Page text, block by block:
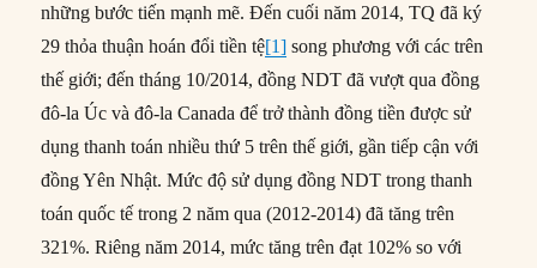
những bước tiến mạnh mẽ. Đến cuối năm 2014, TQ đã ký
29 thỏa thuận hoán đổi tiền tệ[1] song phương với các trên
thế giới; đến tháng 10/2014, đồng NDT đã vượt qua đồng
đô-la Úc và đô-la Canada để trở thành đồng tiền được sử
dụng thanh toán nhiều thứ 5 trên thế giới, gần tiếp cận với
đồng Yên Nhật. Mức độ sử dụng đồng NDT trong thanh
toán quốc tế trong 2 năm qua (2012-2014) đã tăng trên
321%. Riêng năm 2014, mức tăng trên đạt 102% so với